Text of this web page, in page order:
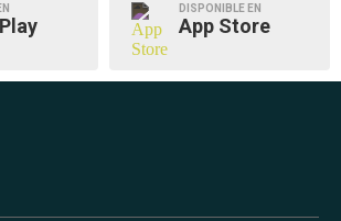
DISPONIBLE EN
App Store